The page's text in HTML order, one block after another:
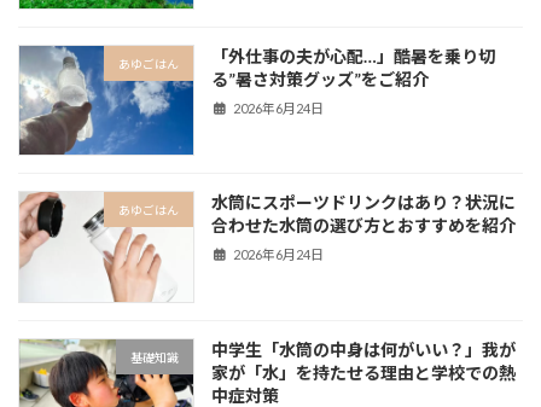
あゆごはん
「外仕事の夫が心配…」酷暑を乗り切
る”暑さ対策グッズ”をご紹介
2026年6月24日
あゆごはん
水筒にスポーツドリンクはあり？状況に
合わせた水筒の選び方とおすすめを紹介
2026年6月24日
基礎知識
中学生「水筒の中身は何がいい？」我が
家が「水」を持たせる理由と学校での熱
中症対策